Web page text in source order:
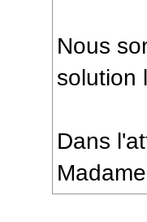
Nous
solution
Dans